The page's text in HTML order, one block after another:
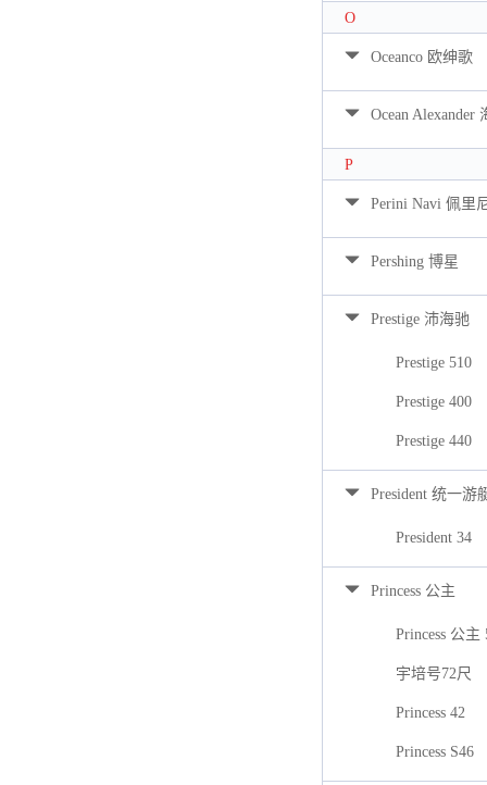
O
Oceanco 欧绅歌
Ocean Alexander
P
Perini Navi 佩里
Pershing 博星
Prestige 沛海驰
Prestige 510
Prestige 400
Prestige 440
President 统一游
President 34
Princess 公主
Princess 公主
宇培号72尺
Princess 42
Princess S46